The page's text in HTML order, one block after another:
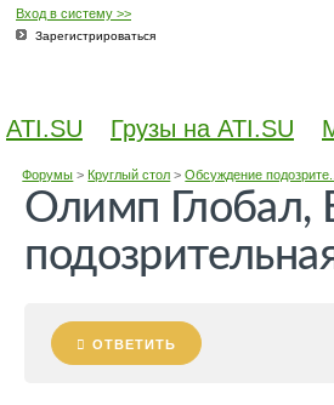
Вход в систему >>
Зарегистрироваться
ATI.SU Грузы на ATI.SU
Форумы >Круглый стол >Обсуждение подозрите...
Олимп
ОТВЕТИТЬ